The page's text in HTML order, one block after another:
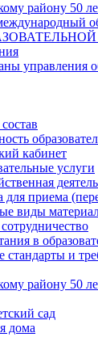
району 50
управления
кабинет
услуги
для приема
виды
в
стандарты и
району 50
сад
дома